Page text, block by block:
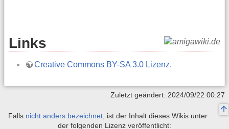
Links
Creative Commons BY-SA 3.0 Lizenz.
Zuletzt geändert: 2024/09/22 00:27
Falls nicht anders bezeichnet, ist der Inhalt dieses Wikis unter
der folgenden Lizenz veröffentlicht: